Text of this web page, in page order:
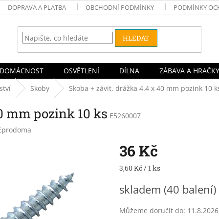
DOPRAVA A PLATBA OBCHODNÍ PODMÍNKY PODMÍNKY
HLEDAT
DOMÁCNOST OSVĚTLENÍ DÍLNA ZÁBAVA A HRAČKY
Skoby Skoba + závit, drážka 4.4 x 40 mm pozink 10
mm pozink 10 ks E5260007
36 Kč
Měrná
3,60 Kč / 1 ks
skladem (40 balení)
Můžeme doručit do: 11.8.2026